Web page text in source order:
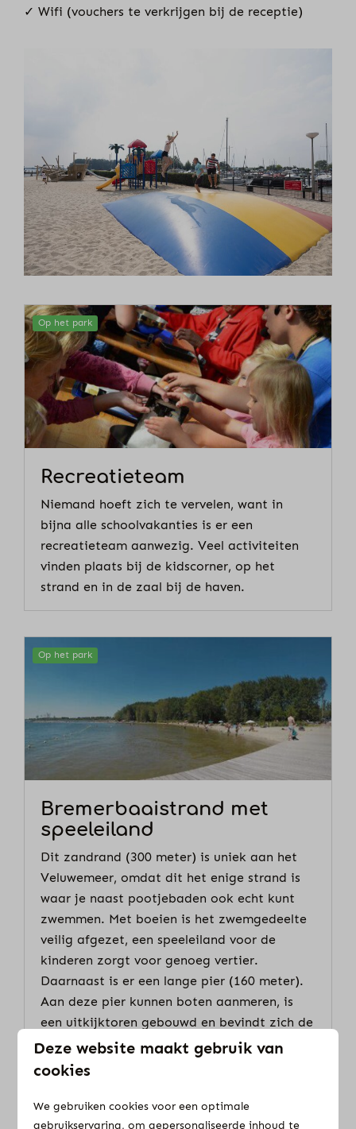
✓ Wifi (vouchers te verkrijgen bij de receptie)
Op het park
Recreatieteam
Niemand hoeft zich te vervelen, want in
bijna alle schoolvakanties is er een
recreatieteam aanwezig. Veel activiteiten
vinden plaats bij de kidscorner, op het
strand en in de zaal bij de haven.
Op het park
Bremerbaaistrand met
speeleiland
Dit zandrand (300 meter) is uniek aan het
Veluwemeer, omdat dit het enige strand is
waar je naast pootjebaden ook echt kunt
zwemmen. Met boeien is het zwemgedeelte
veilig afgezet, een speeleiland voor de
kinderen zorgt voor genoeg vertier.
Daarnaast is er een lange pier (160 meter).
Aan deze pier kunnen boten aanmeren, is
een uitkijktoren gebouwd en bevindt zich de
opstapplaats van de fietspont naar de
Veluwe. Terwijl u op de fietspont wacht kunt
lekkere bak koffie met gebak.
Deze website maakt gebruik van
cookies
We gebruiken cookies voor een optimale
gebruikservaring, om gepersonaliseerde inhoud te